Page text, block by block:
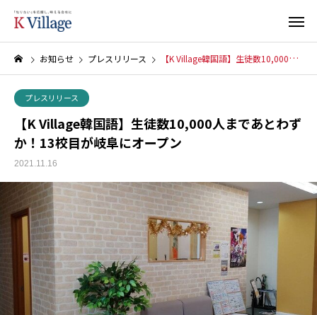
お知らせ プレスリリース 【K Village韓国語】生徒数10,000人まであとわずか！13校目が岐阜にオープン
プレスリリース
【K Village韓国語】生徒数10,000人まであとわず
か！13校目が岐阜にオープン
2021.11.16